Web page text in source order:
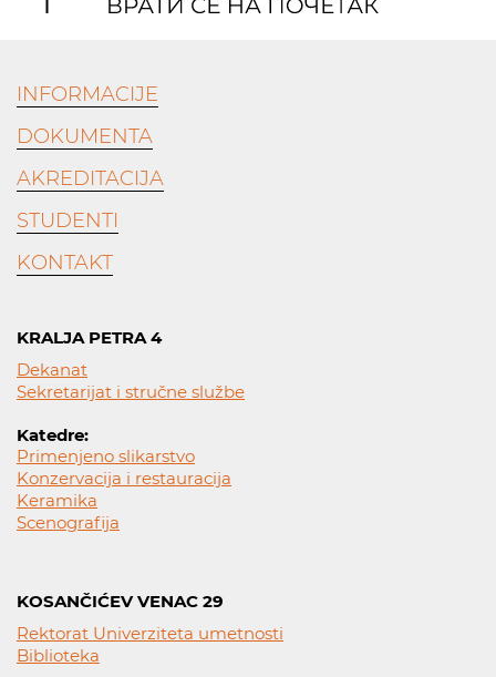
INFORMACIJE
DOKUMENTA
AKREDITACIJA
STUDENTI
KONTAKT
KRALJA PETRA 4
Dekanat
Sekretarijat i stručne službe
Katedre:
Primenjeno slikarstvo
Konzervacija i restauracija
Keramika
Scenografija
KOSANČIĆEV VENAC 29
Rektorat Univerziteta umetnosti
Biblioteka